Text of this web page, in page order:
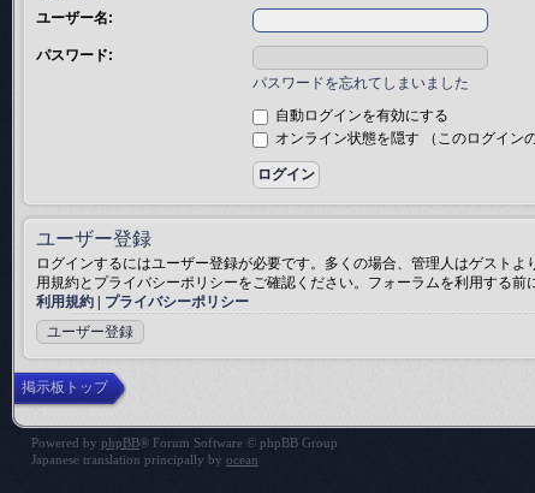
ユーザー名:
パスワード:
パスワードを忘れてしまいました
自動ログインを有効にする
オンライン状態を隠す （このログイン
ユーザー登録
ログインするにはユーザー登録が必要です。多くの場合、管理人はゲスト
用規約とプライバシーポリシーをご確認ください。フォーラムを利用する前
利用規約
プライバシーポリシー
ユーザー登録
掲示板トップ
Powered by phpBB® Forum Software © phpBB Group
Japanese translation principally by ocean